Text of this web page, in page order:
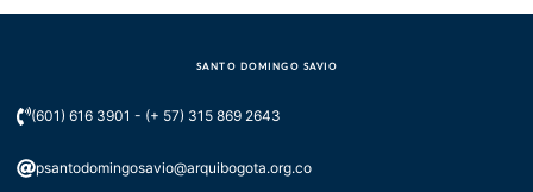
SANTO DOMINGO SAVIO
(601) 616 3901 - (+ 57) 315 869 2643
psantodomingosavio@arquibogota.org.co